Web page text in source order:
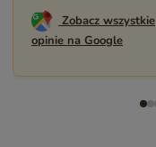
Zobacz wszystkie
opinie na Google